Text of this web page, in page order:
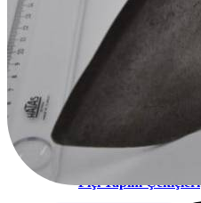
Fıçı Yapım Çekiçleri